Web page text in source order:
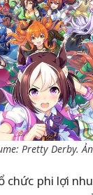
Pretty Derby.
chức phi lợi